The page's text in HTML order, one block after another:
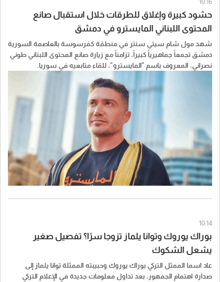
حشود كبيرة وإغلاق للطرقات خلال استقبال صانع
المحتوى اللبناني المايسترو في دمشق
شهد مول شام سيتي سنتر في منطقة كفرسوسة بالعاصمة السورية
دمشق تجمعاً جماهيرياً كبيراً، تزامناً مع زيارة صانع المحتوى اللبناني طوني
نصراني، المعروف باسم "المايسترو"، للقاء متابعيه في سوريا.
10:14
بوراك يوروك وتوانا يلماز تزوجا سرًا؟ تفصيل صغير
يشعل الشكوك
عاد اسما الممثل التركي بوراك يوروك وحبيبته الممثلة توانا يلماز إلى
صدارة اهتمام الجمهور، بعد تداول معلومات جديدة في الإعلام التركي